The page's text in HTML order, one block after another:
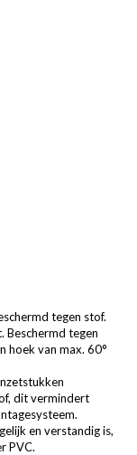
tegen stof.
Beschermd tegen
hoek van max. 60°
dit vermindert
en verstandig is,
PVC.